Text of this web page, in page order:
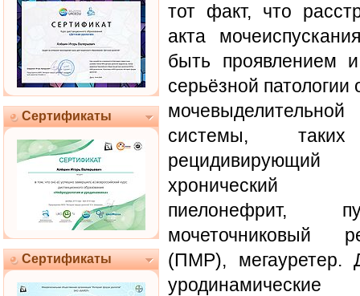
Сертификаты
Сертификаты
тот факт, что
акта
быть проявлением
серьёзной патологии
мочевыделительной
системы,
рецидивирующий
хронический
пиелонефрит,
мочеточниковый
(ПМР), мегауретер.
уродинамические